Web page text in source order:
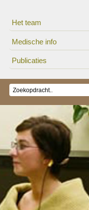
Het team
Medische info
Publicaties
01/01De Oorgroep is verhe..